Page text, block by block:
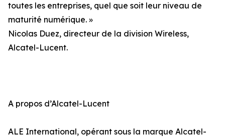
toutes les entreprises, quel que soit leur niveau de
maturité numérique. »
Nicolas Duez, directeur de la division Wireless,
Alcatel-Lucent.
A propos d’Alcatel-Lucent
ALE International, opérant sous la marque Alcatel-